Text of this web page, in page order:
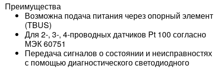
Преимущества
Возможна подача питания через опорный элемент
(TBUS)
Для 2-, 3-, 4-проводных датчиков Pt 100 согласно
МЭК 60751
Передача сигналов о состоянии и неисправностях
с помощью диагностического светодиодного